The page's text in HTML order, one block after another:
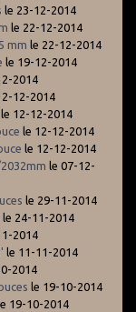
le 23-12-2014
le 22-12-2014
mm le 22-12-2014
le 19-12-2014
2014
12-2014
le 12-12-2014
le 12-12-2014
le 12-12-2014
le 07-12-
le 29-11-2014
le 24-11-2014
2014
le 11-11-2014
2014
le 19-10-2014
19-10-2014